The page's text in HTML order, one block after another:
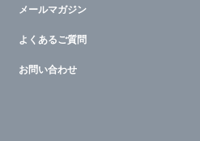
メールマガジン
よくあるご質問
お問い合わせ